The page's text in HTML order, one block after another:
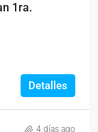
1ra.
Detalles
4 días ago